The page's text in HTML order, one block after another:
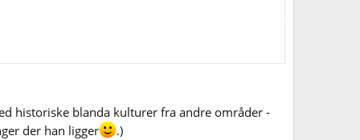
historiske blanda kulturer fra andre områder -
der han ligger
.)